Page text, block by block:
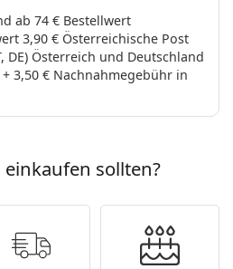
ab 74 € Bestellwert
3,90 € Österreichische Post
DE) Österreich und Deutschland
3,50 € Nachnahmegebühr in
sollten?